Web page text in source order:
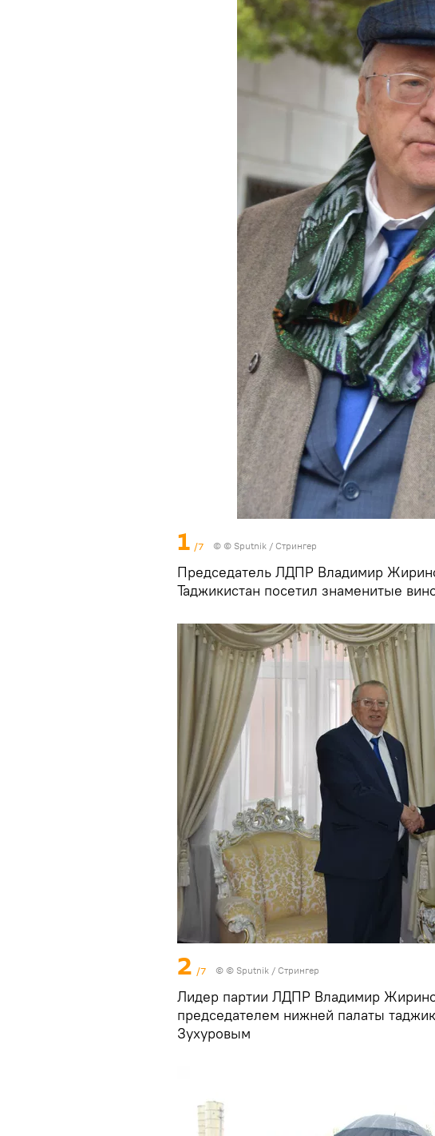
1 /7 © © Sputnik / Cтрингер
Председатель ЛДПР Владимир
Таджикистан посетил знаменитые
2 /7 © © Sputnik / Cтрингер
Лидер партии ЛДПР Владимир
председателем нижней палаты
Зухуровым